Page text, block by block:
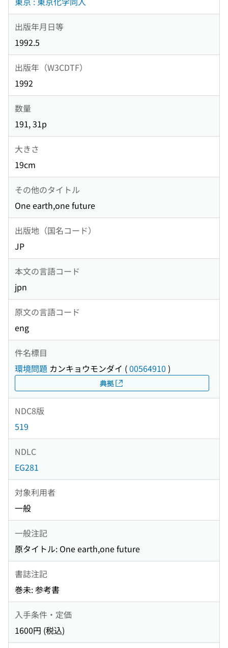
出版年月日等
1992.5
出版年（W3CDTF）
1992
数量
191, 31p
大きさ
19cm
その他のタイトル
One earth,one future
出版地（国名コード）
JP
本文の言語コード
jpn
原文の言語コード
eng
件名標目
環境問題 カンキョウモンダイ (00564910 )
典拠
NDC8版
519
NDLC
EG281
対象利用者
一般
一般注記
原タイトル: One earth,one future
書誌注記
巻未: 参考書
入手条件・定価
1600円 (税込)